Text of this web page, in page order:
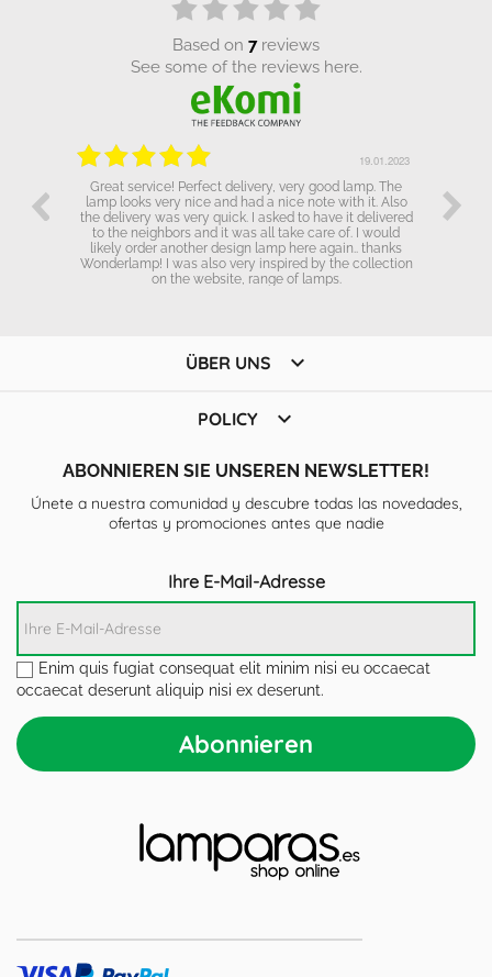
based on 7reviews
see some of the reviews here.
19.01.2023
Great service! Perfect delivery, very good lamp. The
lamp looks very nice and had a nice note with it. Also
the delivery was very quick. I asked to have it delivered
to the neighbors and it was all take care of. I would
likely order another design lamp here again.. thanks
Wonderlamp! I was also very inspired by the collection
on the website, range of lamps.
ÜBER UNS 
POLICY 
ABONNIEREN SIE UNSEREN NEWSLETTER!
Únete a nuestra comunidad y descubre todas las novedades,
ofertas y promociones antes que nadie
Ihre E-Mail-Adresse
Enim quis fugiat consequat elit minim nisi eu occaecat
occaecat deserunt aliquip nisi ex deserunt.